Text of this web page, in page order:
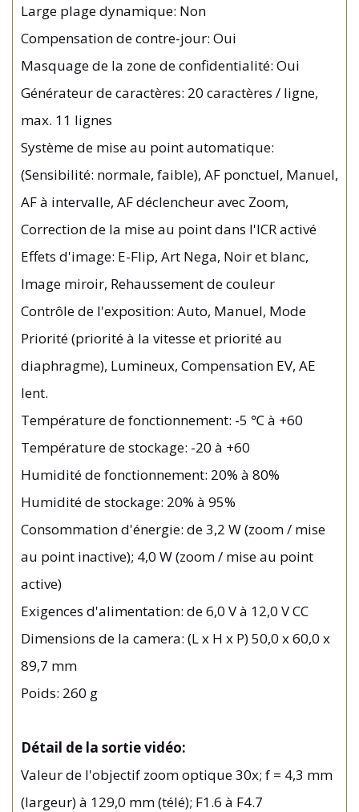
Large plage dynamique: Non
Compensation de contre-jour: Oui
Masquage de la zone de confidentialité: Oui
Générateur de caractères: 20 caractères / ligne,
max. 11 lignes
Système de mise au point automatique:
(Sensibilité: normale, faible), AF ponctuel, Manuel,
AF à intervalle, AF déclencheur avec Zoom,
Correction de la mise au point dans l'ICR activé
Effets d'image: E-Flip, Art Nega, Noir et blanc,
Image miroir, Rehaussement de couleur
Contrôle de l'exposition: Auto, Manuel, Mode
Priorité (priorité à la vitesse et priorité au
diaphragme), Lumineux, Compensation EV, AE
lent.
Température de fonctionnement: -5 ℃ à +60
Température de stockage: -20 à +60
Humidité de fonctionnement: 20% à 80%
Humidité de stockage: 20% à 95%
Consommation d'énergie: de 3,2 W (zoom / mise
au point inactive); 4,0 W (zoom / mise au point
active)
Exigences d'alimentation: de 6,0 V à 12,0 V CC
Dimensions de la camera: (L x H x P) 50,0 x 60,0 x
89,7 mm
Poids: 260 g
Détail de la sortie vidéo:
Valeur de l'objectif zoom optique 30x; f = 4,3 mm
(largeur) à 129,0 mm (télé); F1.6 à F4.7